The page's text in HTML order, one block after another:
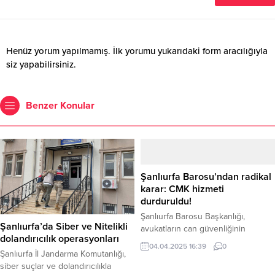
Henüz yorum yapılmamış. İlk yorumu yukarıdaki form aracılığıyla
siz yapabilirsiniz.
Benzer Konular
Şanlıurfa’da Siber ve Nitelikli
dolandırıcılık operasyonları
Şanlıurfa İl Jandarma Komutanlığı,
siber suçlar ve dolandırıcılıkla
Şanlıurfa Barosu’ndan radikal
karar: CMK hizmeti
durduruldu!
Şanlıurfa Barosu Başkanlığı,
avukatların can güvenliğinin
sağlanamadığı gerekçesiyle Ceza
Muhakemesi Kanunu (CMK)
04.04.2025 16:39 0